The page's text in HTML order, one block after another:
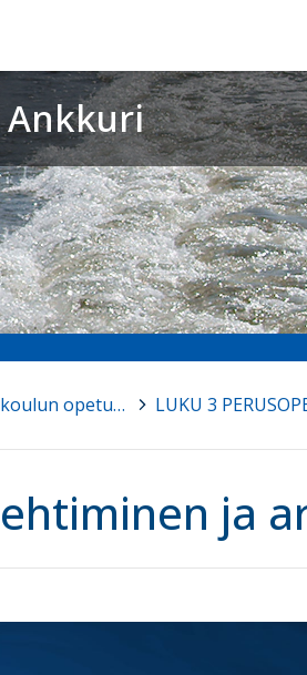
Ankkuri
Porin Kristillisen koulun opetussuunnitelma >
ja